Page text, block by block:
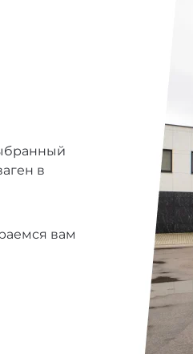
в
вам